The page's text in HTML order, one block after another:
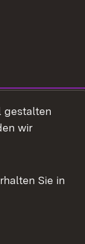
gestalten
wir
Sie in